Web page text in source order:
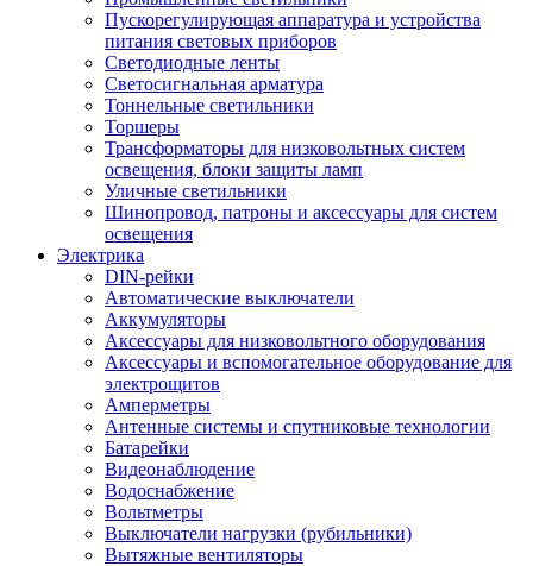
Пускорегулирующая аппаратура и устройства
питания световых приборов
Светодиодные ленты
Светосигнальная арматура
Тоннельные светильники
Торшеры
Трансформаторы для низковольтных систем
освещения, блоки защиты ламп
Уличные светильники
Шинопровод, патроны и аксессуары для систем
освещения
Электрика
DIN-рейки
Автоматические выключатели
Аккумуляторы
Аксессуары для низковольтного оборудования
Аксессуары и вспомогательное оборудование для
электрощитов
Амперметры
Антенные системы и спутниковые технологии
Батарейки
Видеонаблюдение
Водоснабжение
Вольтметры
Выключатели нагрузки (рубильники)
Вытяжные вентиляторы